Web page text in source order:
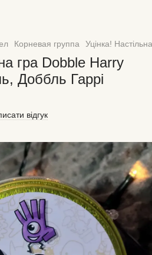
Корневая группа Уцінка!
гра Dobble Harry
Доббль Гаррі
відгук